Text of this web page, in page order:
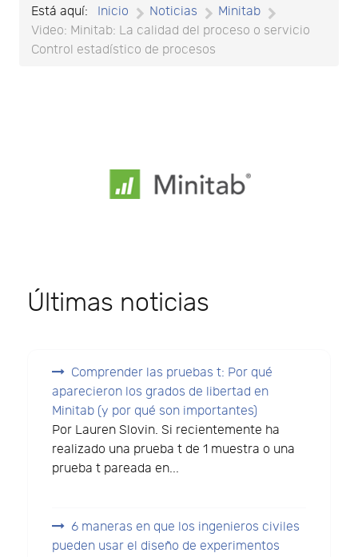
Está aquí: Inicio Noticias
Minitab
Video: Minitab: La calidad del proceso o servicio
Control estadístico de procesos
Últimas noticias
Comprender las pruebas t: Por qué
aparecieron los grados de libertad en
Minitab (y por qué son importantes)
Por Lauren Slovin. Si recientemente ha
realizado una prueba t de 1 muestra o una
prueba t pareada en...
6 maneras en que los ingenieros civiles
pueden usar el diseño de experimentos